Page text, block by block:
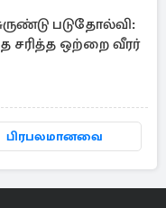
படுதோல்வி:
ஒற்றை வீரர்
பிரபலமானவை